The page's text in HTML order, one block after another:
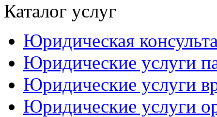
Каталог услуг
Юридическая
Юридические услуги
Юридические услуги
Юридические услуги